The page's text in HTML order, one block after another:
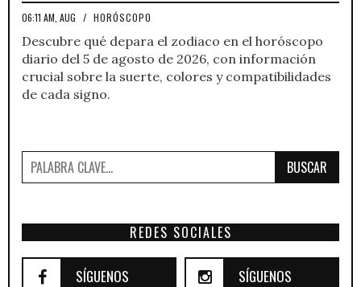
06:11 AM, AUG / HORÓSCOPO
Descubre qué depara el zodiaco en el horóscopo
diario del 5 de agosto de 2026, con información
crucial sobre la suerte, colores y compatibilidades
de cada signo.
BUSCAR
REDES SOCIALES
SÍGUENOS SÍGUENOS